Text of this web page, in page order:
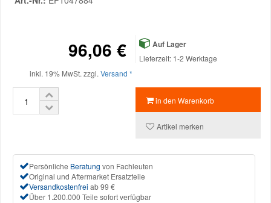
96,06 €
inkl. 19% MwSt. zzgl. Versand *
Auf Lager
Lieferzeit: 1-2 Werktage
in den Warenkorb
Artikel merken
Persönliche Beratung von Fachleuten
Original und Aftermarket Ersatzteile
Versandkostenfrei ab 99 €
Über 1.200.000 Teile sofort verfügbar
Zündanlage und Glühanlage
Karosserie Werkzeug
Werkstattbedarf
Winter-Autozubehör
Daihatsu Ersatzteile
Dodge Ersatzteile
Hyundai Ersatzteile
Jeep Ersatzteile